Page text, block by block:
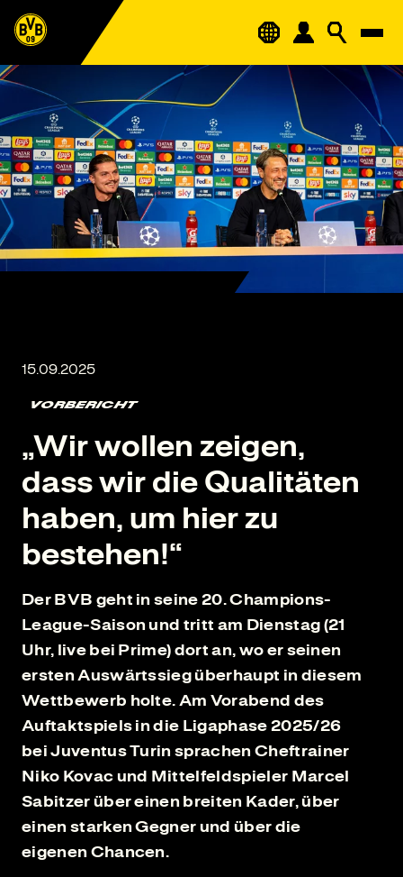
VORBERICHT
„Wir wollen zeigen,
dass wir die Qualitäten
haben, um hier zu
bestehen!“
Der BVB geht in seine 20. Champions-
League-Saison und tritt am Dienstag (21
Uhr, live bei Prime) dort an, wo er seinen
ersten Auswärtssieg überhaupt in diesem
Wettbewerb holte. Am Vorabend des
Auftaktspiels in die Ligaphase 2025/26
bei Juventus Turin sprachen Cheftrainer
Niko Kovac und Mittelfeldspieler Marcel
Sabitzer über einen breiten Kader, über
einen starken Gegner und über die
eigenen Chancen.